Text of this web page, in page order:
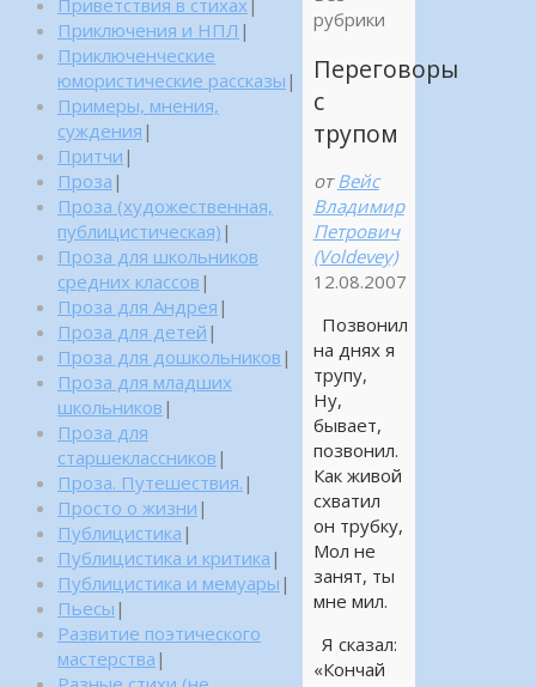
рубрики
Переговоры
с
трупом
от Вейс
Владимир
Петрович
(Voldevey)
12.08.2007
Позвонил
на днях я
трупу,
Ну,
бывает,
позвонил.
Как живой
схватил
он трубку,
Мол не
занят, ты
мне мил.
Я сказал:
«Кончай
Приветствия в стихах
Приключения и НПЛ |
Приключенческие
юмористические рассказы |
Примеры, мнения,
суждения |
Притчи |
Проза |
Проза (художественная,
публицистическая) |
Проза для школьников
средних классов |
Проза для Андрея |
Проза для детей |
Проза для дошкольников |
Проза для младших
школьников |
Проза для
старшеклассников |
Проза. Путешествия. |
Просто о жизни |
Публицистика |
Публицистика и критика |
Публицистика и мемуары |
Пьесы |
Развитие поэтического
мастерства |